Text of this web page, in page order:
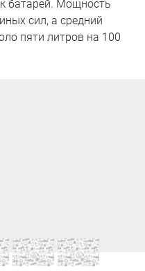
батарей. Мощность
сил, а средний
пяти литров на 100